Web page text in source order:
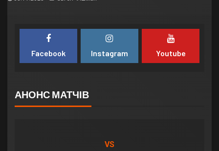
Facebook Instagram Youtube
АНОНС МАТЧІВ
VS